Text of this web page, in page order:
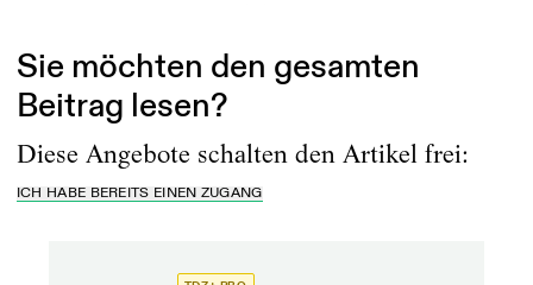
Sie möchten den gesamten
Beitrag lesen?
Diese Angebote schalten den Artikel frei:
ICH HABE BEREITS EINEN ZUGANG